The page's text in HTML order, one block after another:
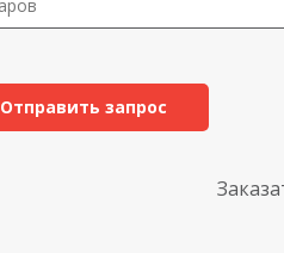
Отправить запрос